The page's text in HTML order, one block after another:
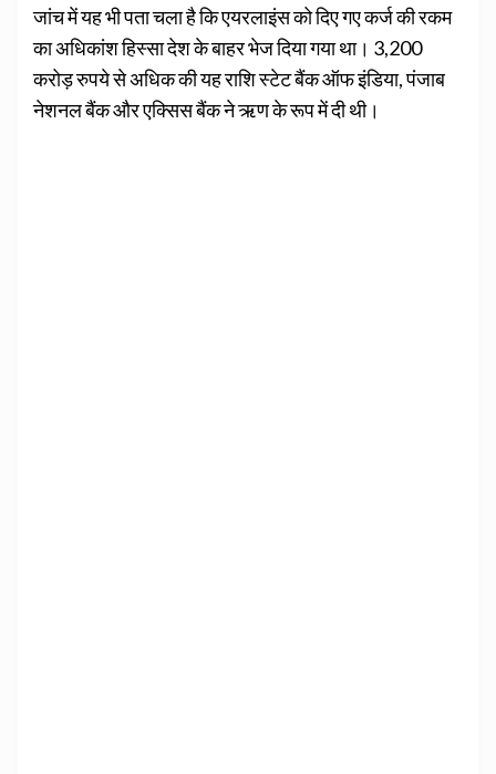
जांच में यह भी पता चला है कि एयरलाइंस को दिए गए कर्ज की रकम
का अधिकांश हिस्सा देश के बाहर भेज दिया गया था। 3,200
करोड़ रुपये से अधिक की यह राशि स्टेट बैंक ऑफ इंडिया, पंजाब
नेशनल बैंक और एक्सिस बैंक ने ऋण के रूप में दी थी।